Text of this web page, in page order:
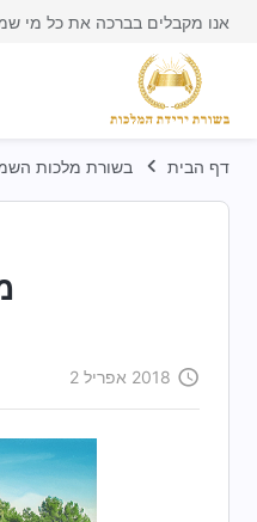
אנו מקבלים בברכה את כל מי
דף הבית בשורת מלכות
2018 אפריל 2